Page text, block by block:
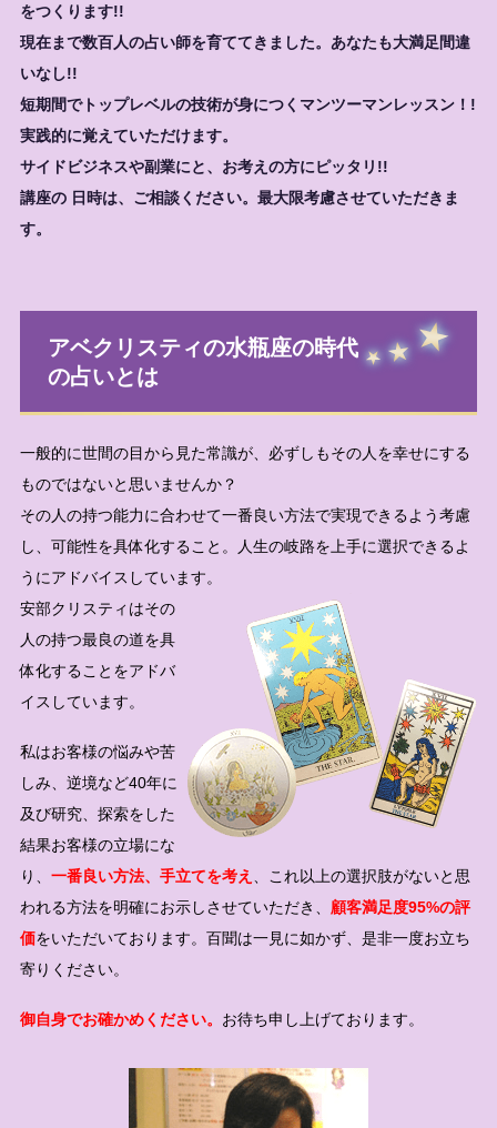
をつくります!!
現在まで数百人の占い師を育ててきました。あなたも大満足間違
いなし!!
短期間でトップレベルの技術が身につくマンツーマンレッスン！!
実践的に覚えていただけます。
サイドビジネスや副業にと、お考えの方にピッタリ!!
講座の 日時は、ご相談ください。最大限考慮させていただきま
す。
アベクリスティの水瓶座の時代
の占いとは
一般的に世間の目から見た常識が、必ずしもその人を幸せにする
ものではないと思いませんか？
その人の持つ能力に合わせて一番良い方法で実現できるよう考慮
し、可能性を具体化すること。人生の岐路を上手に選択できるよ
うにアドバイスしています。
安部クリスティはその
人の持つ最良の道を具
体化することをアドバ
イスしています。
私はお客様の悩みや苦
しみ、逆境など40年に
及び研究、探索をした
結果お客様の立場にな
り、 一番良い方法、手立てを考え
、これ以上の選択肢がないと思
われる方法を明確にお示しさせていただき、 顧客満足度95%の評
価をいただいております。百聞は一見に如かず、是非一度お立ち
寄りください。
御自身でお確かめください。 お待ち申し上げております。